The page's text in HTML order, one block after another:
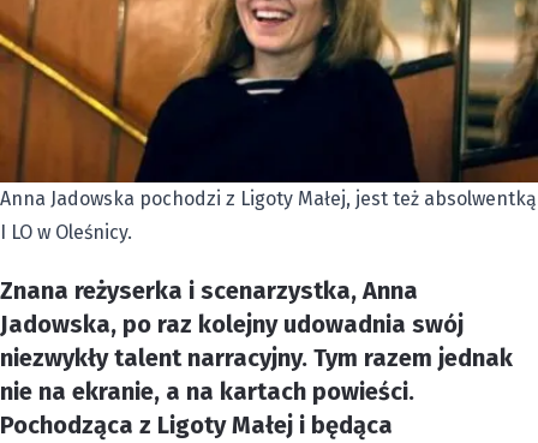
Anna Jadowska pochodzi z Ligoty Małej, jest też absolwentką
I LO w Oleśnicy.
Znana reżyserka i scenarzystka, Anna
Jadowska, po raz kolejny udowadnia swój
niezwykły talent narracyjny. Tym razem jednak
nie na ekranie, a na kartach powieści.
Pochodząca z Ligoty Małej i będąca